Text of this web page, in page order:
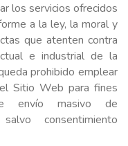
los servicios ofrecidos
a la ley, la moral y
que atenten contra
e industrial de la
prohibido emplear
Sitio Web para fines
envío masivo de
consentimiento